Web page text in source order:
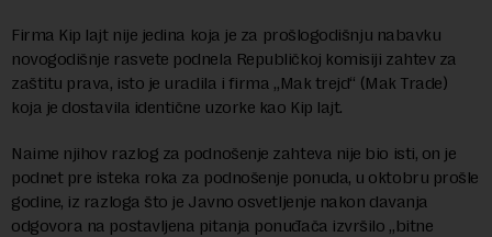
Firma Kip lajt nije jedina koja je za prošlogodišnju nabavku
novogodišnje rasvete podnela Republičkoj komisiji zahtev za
zaštitu prava, isto je uradila i firma „Mak trejd“ (Mak Trade)
koja je dostavila identične uzorke kao Kip lajt.
Naime njihov razlog za podnošenje zahteva nije bio isti, on je
podnet pre isteka roka za podnošenje ponuda, u oktobru prošle
godine, iz razloga što je Javno osvetljenje nakon davanja
odgovora na postavljena pitanja ponuđača izvršilo „bitne